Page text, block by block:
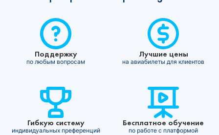
Поддержку
по любым вопросам
Лучшие цены
на авиабилеты для клиентов
Гибкую систему
индивидуальных преференций
Бесплатное обучение
по работе с платформой